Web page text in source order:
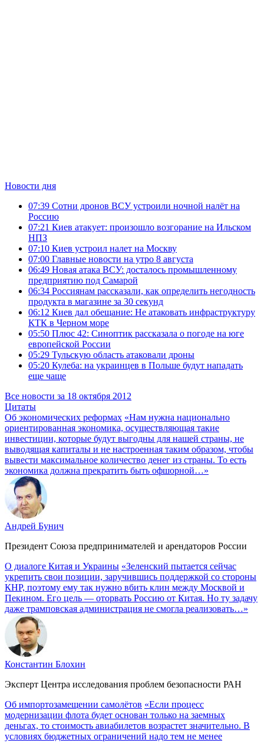
Новости дня
07:39 Сотни дронов ВСУ устроили ночной налёт на
Россию
07:21 Киев атакует: произошло возгорание на Ильском
НПЗ
07:10 Киев устроил налет на Москву
07:00 Главные новости на утро 8 августа
06:49 Новая атака ВСУ: досталось промышленному
предприятию под Самарой
06:34 Россиянам рассказали, как определить негодность
продукта в магазине за 30 секунд
06:12 Киев дал обещание: Не атаковать инфраструктуру
КТК в Черном море
05:50 Плюс 42: Синоптик рассказала о погоде на юге
европейской России
05:29 Тульскую область атаковали дроны
05:20 Кулеба: на украинцев в Польше будут нападать
еще чаще
Все новости за 18 октября 2012
Цитаты
Об экономических реформах «Нам нужна национально
ориентированная экономика, осуществляющая такие
инвестиции, которые будут выгодны для нашей страны, не
выводящая капиталы и не настроенная таким образом, чтобы
вывести максимальное количество денег из страны. То есть
экономика должна прекратить быть офшорной…»
Андрей Бунич
Президент Союза предпринимателей и арендаторов России
О диалоге Китая и Украины «Зеленский пытается сейчас
укрепить свои позиции, заручившись поддержкой со стороны
КНР, поэтому ему так нужно вбить клин между Москвой и
Пекином. Его цель — оторвать Россию от Китая. Но ту задачу
даже трамповская администрация не смогла реализовать…»
Константин Блохин
Эксперт Центра исследования проблем безопасности РАН
Об импортозамещении самолётов «Если процесс
модернизации флота будет основан только на заемных
деньгах, то стоимость авиабилетов возрастет значительно. В
условиях бюджетных ограничений надо тем не менее